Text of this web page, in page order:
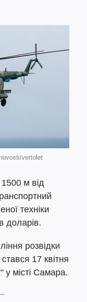
vertolet
м від
техніки
доларів.
розвідки
17 квітня
у місті Самара.